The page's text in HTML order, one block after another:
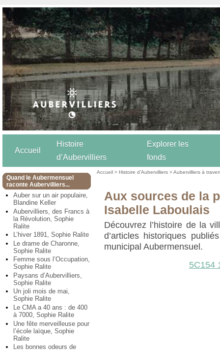
Accueil
Histoire
d’Aubervilliers
Explorer les
fonds
Quand le Aubermensuel
raconte Aubervilliers...
Auber sur un air populaire,
Blandine Keller
Aubervilliers, des Francs à
la Révolution, Sophie
Ralite
L’hiver 1891, Sophie Ralite
Le drame de Charonne,
Sophie Ralite
Femme sous l’Occupation,
Sophie Ralite
Paysans d’Aubervilliers,
Sophie Ralite
Un joli mois de mai,
Sophie Ralite
Le CMA a 40 ans : de 400
à 7000, Sophie Ralite
Une fête merveilleuse pour
l’école laïque, Sophie
Ralite
Les bonnes odeurs de
Accueil >Histoire d’Aubervilliers>Aubervilliers à
Aux sources de la
Isabelle Laboulais
Découvrez l’histoire de la
d’articles historiques
municipal Aubermensuel.
5C154